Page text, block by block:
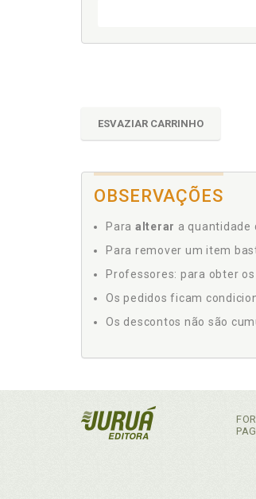
ESVAZIAR CARRINHO
OBSERVAÇÕES
Para alterar a quantidade
Para remover um item
Professores: para obter
Os pedidos ficam
Os descontos não são